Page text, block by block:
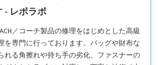
- レボラボ
／コーチ製品の修理をはじめとした高級
を専門に行っております。バッグや財布な
れる角擦れや持ち手の劣化、ファスナーの